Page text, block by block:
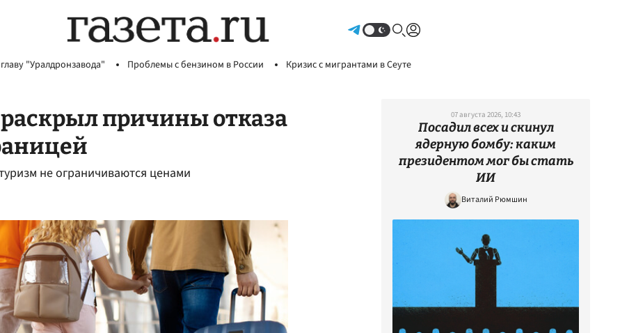
"Уралдронзавода" Проблемы с бензином в России Кризис с мигрантами в Сеуте
причины отказа
не ограничиваются ценами
07 августа 2026, 10:43
Посадил всех и скинул
ядерную бомбу: каким
президентом мог бы стать
ИИ
Виталий Рюмшин